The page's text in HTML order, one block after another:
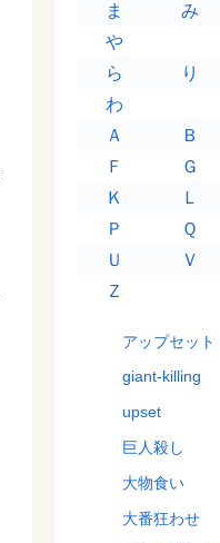
ま
み
や
ら
り
わ
Ａ
Ｂ
Ｆ
Ｇ
Ｋ
Ｌ
Ｐ
Ｑ
Ｕ
Ｖ
Ｚ
アップセット
giant-killing
upset
巨人殺し
大物食い
大番狂わせ